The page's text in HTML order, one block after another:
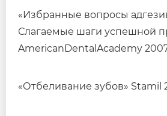
«Избранные вопросы
Слагаемые шаги успешной
AmericanDentalAcademy
«Отбеливание зубов» Stamil